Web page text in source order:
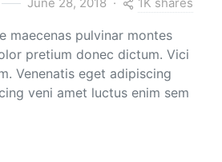
maecenas pulvinar montes
pretium donec dictum. Vici
Venenatis eget adipiscing
veni amet luctus enim sem